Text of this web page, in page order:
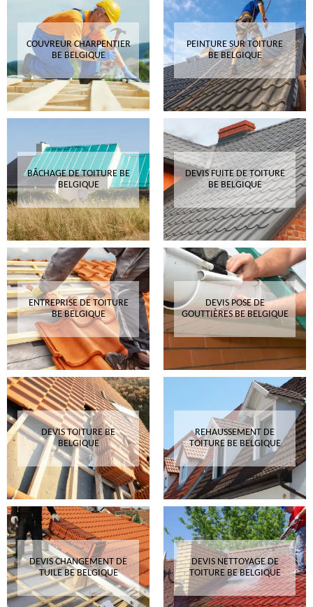
COUVREUR CHARPENTIER
BE BELGIQUE
PEINTURE SUR TOITURE
BE BELGIQUE
BÂCHAGE DE TOITURE BE
BELGIQUE
DEVIS FUITE DE TOITURE
BE BELGIQUE
ENTREPRISE DE TOITURE
BE BELGIQUE
DEVIS POSE DE
GOUTTIÈRES BE BELGIQUE
DEVIS TOITURE BE
BELGIQUE
REHAUSSEMENT DE
TOITURE BE BELGIQUE
DEVIS CHANGEMENT DE
TUILE BE BELGIQUE
DEVIS NETTOYAGE DE
TOITURE BE BELGIQUE